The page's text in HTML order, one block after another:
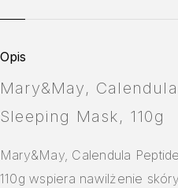
Opis
Mary&May,
Sleeping Mask, 110g
Mary&May, Calendula
110g wspiera nawilżenie